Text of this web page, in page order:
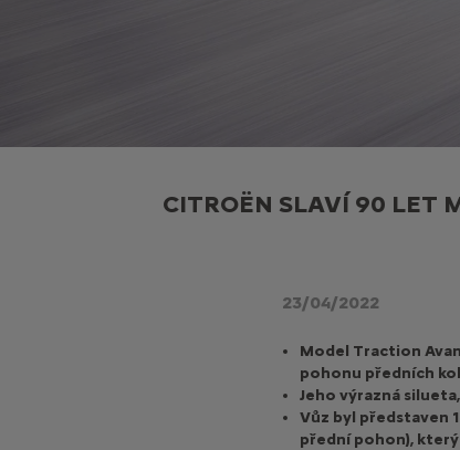
CITROËN SLAVÍ 90 LET
23/04/2022
Model Traction
pohonu předních
Jeho výrazná
Vůz byl představen
přední pohon),